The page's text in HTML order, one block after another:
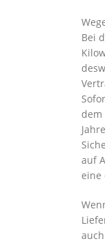
Bei
dem
auf
eine